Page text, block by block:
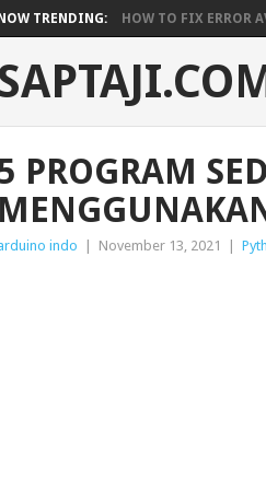
NOW TRENDING: HOW TO FIX ERROR
PROGRAM
indo November 13, 2021